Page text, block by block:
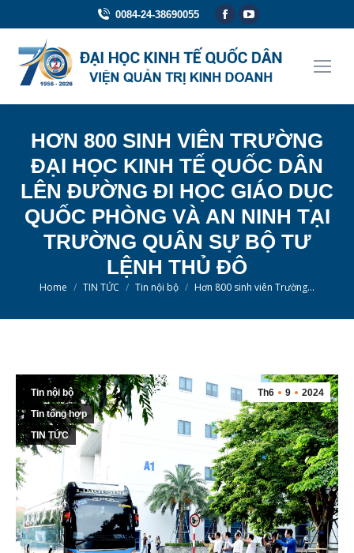
0084-24-38690055
Facebook
opens
in
YouTube
opens
in
HƠN 800 SINH VIÊN TRƯỜNG
ĐẠI HỌC KINH TẾ QUỐC DÂN
LÊN ĐƯỜNG ĐI HỌC GIÁO DỤC
QUỐC PHÒNG VÀ AN NINH TẠI
TRƯỜNG QUÂN SỰ BỘ TƯ
LỆNH THỦ ĐÔ
You are here:
Home TIN TỨC Tin nội bộ Hơn 800 sinh viên Trường…
Th6 9 2024
Tin nội bộ
Tin tổng hợp
TIN TỨC